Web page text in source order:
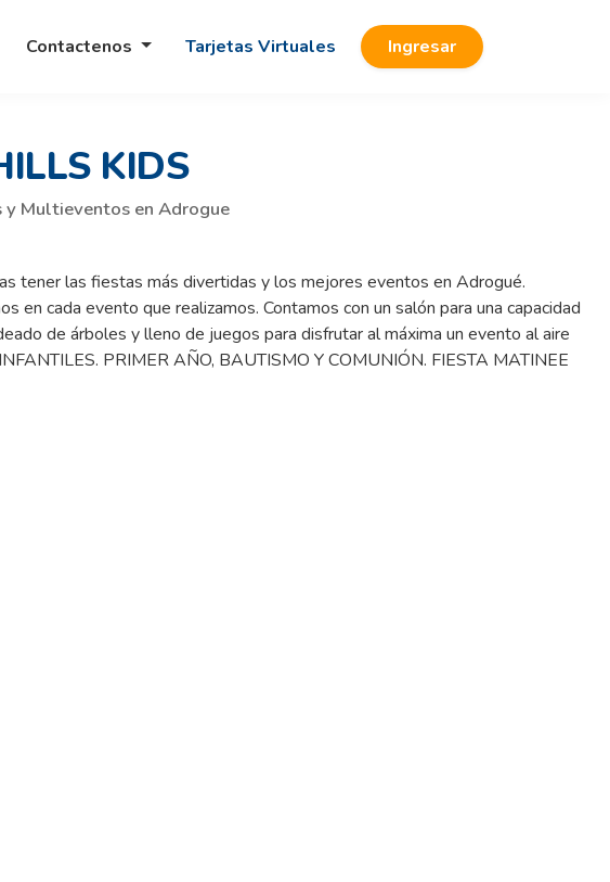
Contactenos Tarjetas Virtuales Ingresar
KIDS
Multieventos en Adrogue
tener las fiestas más divertidas y los mejores eventos en Adrogué.
en cada evento que realizamos. Contamos con un salón para una capacidad
de árboles y lleno de juegos para disfrutar al máxima un evento al aire
PRIMER AÑO, BAUTISMO Y COMUNIÓN. FIESTA MATINEE